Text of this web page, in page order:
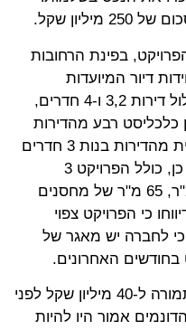
בפינת הרחובות
ישראל, שיכיל 120 יחידות דיור המיועדות
לשכירות לטווח ארוך. הפרויקט יכלול דירות 3,2 ו-4 חדרים,
כלכליסט רבע מהדירות
בפרויקט יהיו בנות 2 חדרים, מחצית מהדירות בנות 3 חדרים
והשאר הן דירות גן ופנטהאוז. כמו כן, כולל הפרויקט 3
משרדים בשטח כולל של כ-217 מ"ר, 65 מ"ר של מחסנים
כי הפרויקט צפוי
בסוף חודש יוני 2024, וכי לחברה יש מאגר של
במגרש המדובר זכתה החברה בתמורה ל-40 מיליון שקל לפני
כאשר על השטח בן 10.5 הדונמים אמור היו להיות